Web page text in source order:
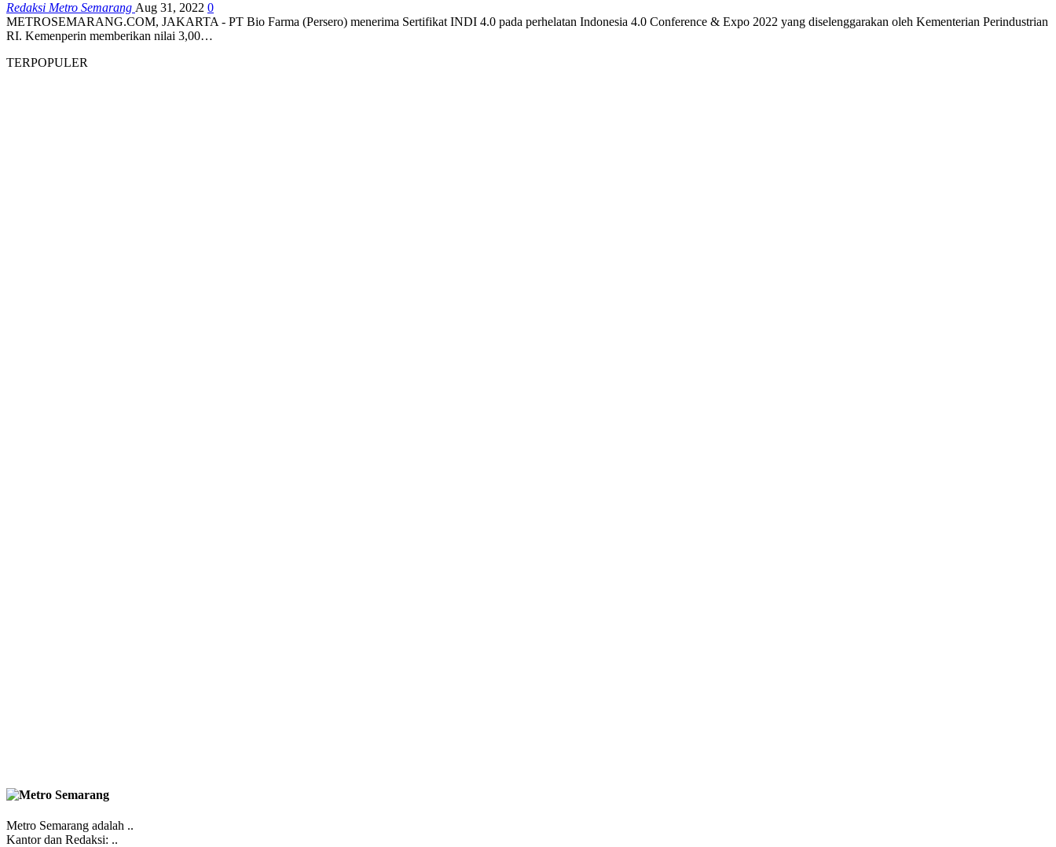
Redaksi Metro Semarang Aug 31, 2022 0
METROSEMARANG.COM, JAKARTA - PT Bio Farma (Persero) menerima Sertifikat INDI 4.0 pada perhelatan Indonesia 4.0 Conference & Expo 2022 yang diselenggarakan oleh Kementerian Perindustrian
RI. Kemenperin memberikan nilai 3,00…
TERPOPULER
Metro Semarang adalah ..
Kantor dan Redaksi: ..